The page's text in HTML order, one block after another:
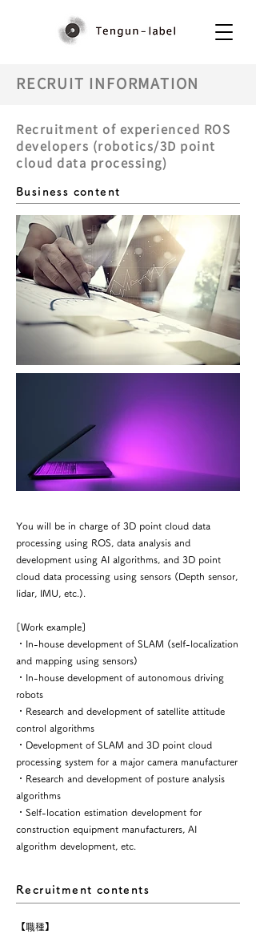
RECRUIT INFORMATION
Recruitment of experienced ROS
developers (robotics/3D point
cloud data processing)
Business content
You will be in charge of 3D point cloud data
processing using ROS, data analysis and
development using AI algorithms, and 3D point
cloud data processing using sensors (Depth sensor,
lidar, IMU, etc.).
[Work example]
・In-house development of SLAM (self-localization
and mapping using sensors)
・In-house development of autonomous driving
robots
・Research and development of satellite attitude
control algorithms
・Development of SLAM and 3D point cloud
processing system for a major camera manufacturer
・Research and development of posture analysis
algorithms
・Self-location estimation development for
construction equipment manufacturers, AI
algorithm development, etc.
Recruitment contents
【職種】